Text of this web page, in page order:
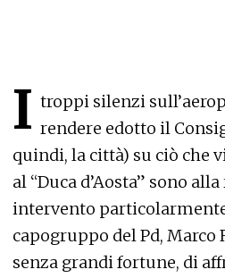
I troppi silenzi
rendere edotto il
quindi, la città) su ciò che
al “Duca d’Aosta” sono
intervento
capogruppo del Pd, Marco
senza grandi fortune, di